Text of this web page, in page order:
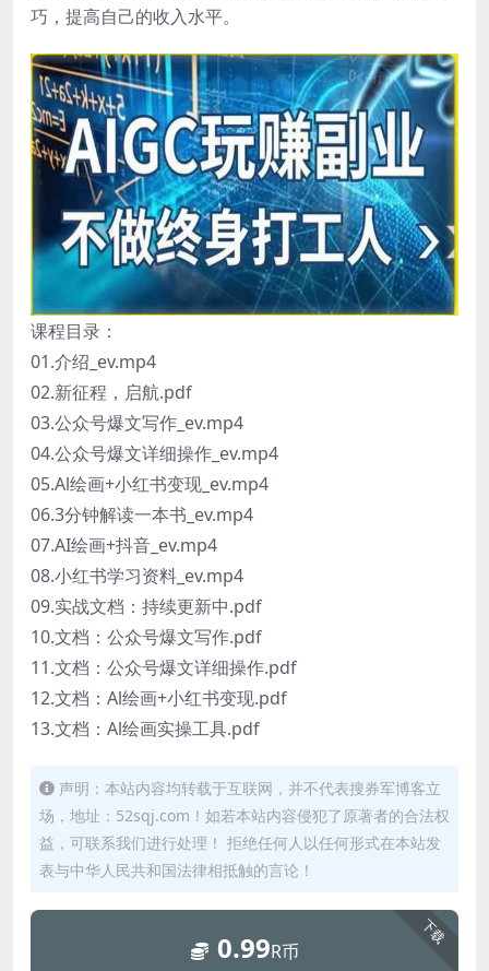
巧，提高自己的收入水平。
课程目录：
01.介绍_ev.mp4
02.新征程，启航.pdf
03.公众号爆文写作_ev.mp4
04.公众号爆文详细操作_ev.mp4
05.Al绘画+小红书变现_ev.mp4
06.3分钟解读一本书_ev.mp4
07.AI绘画+抖音_ev.mp4
08.小红书学习资料_ev.mp4
09.实战文档：持续更新中.pdf
10.文档：公众号爆文写作.pdf
11.文档：公众号爆文详细操作.pdf
12.文档：Al绘画+小红书变现.pdf
13.文档：Al绘画实操工具.pdf
声明：本站内容均转载于互联网，并不代表搜券军博客立
场，地址：52sqj.com！如若本站内容侵犯了原著者的合法权
益，可联系我们进行处理！ 拒绝任何人以任何形式在本站发
表与中华人民共和国法律相抵触的言论！
下载
0.99R币